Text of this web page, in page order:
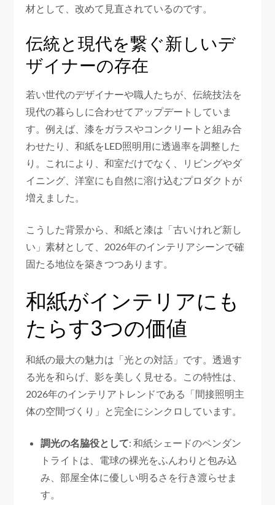
材として、改めて見直されているのです。
伝統と現代を繋ぐ新しいデ
ザイナーの存在
若い世代のデザイナーや職人たちが、伝統技法を
現代の暮らしに合わせてアップデートしていま
す。例えば、漆をガラスやコンクリートと組み合
わせたり、和紙をLED照明用に透過率を調整した
り。これにより、和室だけでなく、リビングやダ
イニング、洋室にも自然に溶け込むプロダクトが
増えました。
こうした背景から、和紙と漆は「古いけれど新し
い」素材として、2026年のインテリアシーンで確
固たる地位を築きつつあります。
和紙がインテリアにも
たらす3つの価値
和紙の最大の魅力は「光との対話」です。透過す
る光を和らげ、影を美しく見せる。この特性は、
2026年のインテリアトレンドである「間接照明主
体の空間づくり」と完全にシンクロしています。
調光の名脇役として: 和紙シェードのペンダン
トライトは、電球の裸光をふんわりと包み込
み、部屋全体に優しい明るさを行き渡らせま
す。